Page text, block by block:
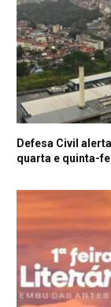
Defesa Civil
quarta e quinta-